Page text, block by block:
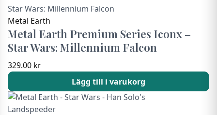
Metal Earth
Metal Earth Premium Series Iconx –
Star Wars: Millennium Falcon
329.00 kr
Lägg till i varukorg